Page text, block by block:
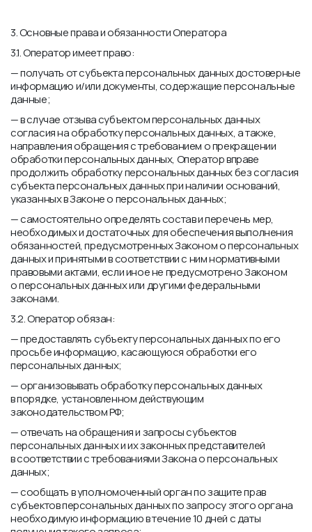
3. Основные права и обязанности Оператора
3.1. Оператор имеет право:
— получать от субъекта персональных данных достоверные
информацию и/или документы, содержащие персональные
данные;
— в случае отзыва субъектом персональных данных
согласия на обработку персональных данных, а также,
направления обращения с требованием о прекращении
обработки персональных данных, Оператор вправе
продолжить обработку персональных данных без согласия
субъекта персональных данных при наличии оснований,
указанных в Законе о персональных данных;
— самостоятельно определять состав и перечень мер,
необходимых и достаточных для обеспечения выполнения
обязанностей, предусмотренных Законом о персональных
данных и принятыми в соответствии с ним нормативными
правовыми актами, если иное не предусмотрено Законом
о персональных данных или другими федеральными
законами.
3.2. Оператор обязан:
— предоставлять субъекту персональных данных по его
просьбе информацию, касающуюся обработки его
персональных данных;
— организовывать обработку персональных данных
в порядке, установленном действующим
законодательством РФ;
— отвечать на обращения и запросы субъектов
персональных данных и их законных представителей
в соответствии с требованиями Закона о персональных
данных;
— сообщать в уполномоченный орган по защите прав
субъектов персональных данных по запросу этого органа
необходимую информацию в течение 10 дней с даты